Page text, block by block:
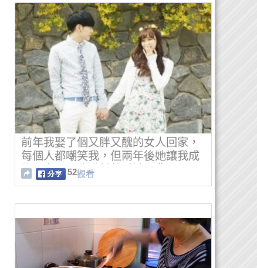
前年我娶了個又胖又醜的女人回家，
每個人都嘲笑我，但兩年後她讓我成
為了老闆，我發誓將愛她一輩子！
52觀看